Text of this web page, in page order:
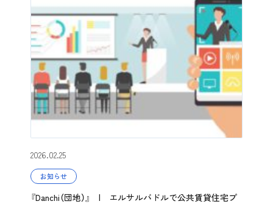
2026.02.25
お知らせ
『Danchi（団地）』 | エルサルバドルで公共賃貸住宅プ